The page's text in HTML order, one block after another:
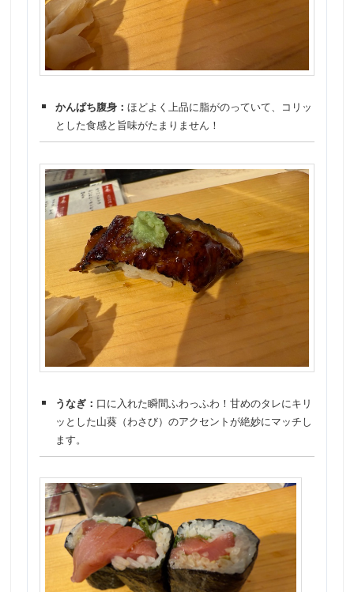
かんぱち腹身：ほどよく上品に脂がのっていて、コリッ
とした食感と旨味がたまりません！
うなぎ： 口に入れた瞬間ふわっふわ！甘めのタレにキリ
ッとした山葵（わさび）のアクセントが絶妙にマッチし
ます。